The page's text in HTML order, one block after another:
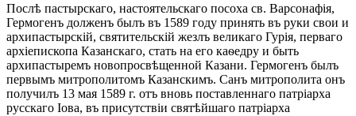
Послѣ пастырскаго, настоятельскаго посоха св. Варсонафія,
Гермогенъ долженъ былъ въ 1589 году принять въ руки свои и
архипастырскій, святительскій жезлъ великаго Гурія, перваго
архіепископа Казанскаго, стать на его каѳедру и быть
архипастыремъ новопросвѣщенной Казани. Гермогенъ былъ
первымъ митрополитомъ Казанскимъ. Санъ митрополита онъ
получилъ 13 мая 1589 г. отъ вновь поставленнаго патріарха
русскаго Іова, въ присутствіи святѣйшаго патріарха